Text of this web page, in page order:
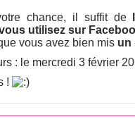
chance, il suffit de
utilisez sur
vous avez bien mis un
: le mercredi 3 février
!